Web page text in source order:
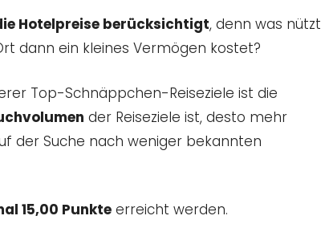
Hotelpreise berücksichtigt, denn was nützt
dann ein kleines Vermögen kostet?
Top-Schnäppchen-Reiseziele ist die
der Reiseziele ist, desto mehr
der Suche nach weniger bekannten
15,00 Punkte erreicht werden.